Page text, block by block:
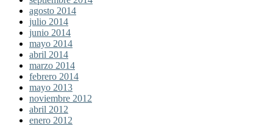
agosto 2014
julio 2014
junio 2014
mayo 2014
abril 2014
marzo 2014
febrero 2014
mayo 2013
noviembre 2012
abril 2012
enero 2012